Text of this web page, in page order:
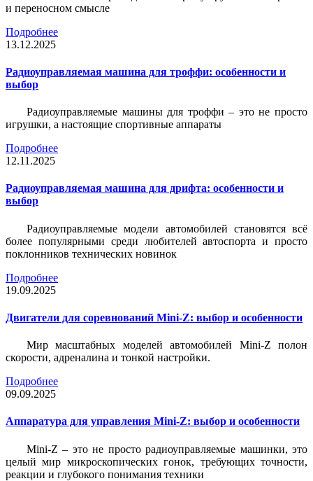
и переносном смысле
Подробнее
13.12.2025
Радиоуправляемая машина для троффи: особенности и
выбор
Радиоуправляемые машины для троффи – это не просто
игрушки, а настоящие спортивные аппараты
Подробнее
12.11.2025
Радиоуправляемая машина для дрифта: особенности и
выбор
Радиоуправляемые модели автомобилей становятся всё
более популярными среди любителей автоспорта и просто
поклонников технических новинок
Подробнее
19.09.2025
Двигатели для соревнований Mini-Z: выбор и особенности
Мир масштабных моделей автомобилей Mini-Z полон
скорости, адреналина и тонкой настройки.
Подробнее
09.09.2025
Аппаратура для управления Mini-Z: выбор и особенности
Mini-Z – это не просто радиоуправляемые машинки, это
целый мир микроскопических гонок, требующих точности,
реакции и глубокого понимания техники